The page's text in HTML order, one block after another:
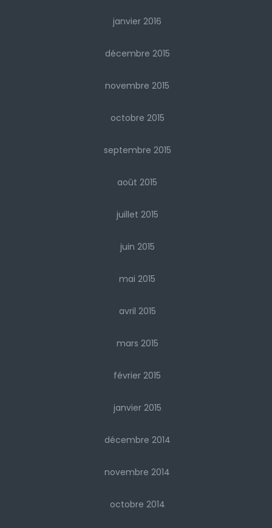
janvier 2016
décembre 2015
novembre 2015
octobre 2015
septembre 2015
août 2015
juillet 2015
juin 2015
mai 2015
avril 2015
mars 2015
février 2015
janvier 2015
décembre 2014
novembre 2014
octobre 2014